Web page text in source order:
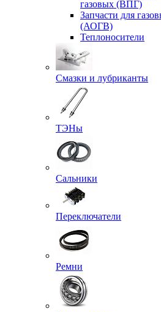
газовых (ВПГ)
Запчасти для
(АОГВ)
Теплоносители
Смазки и лубриканты
ТЭНы
Сальники
Переключатели
Ремни